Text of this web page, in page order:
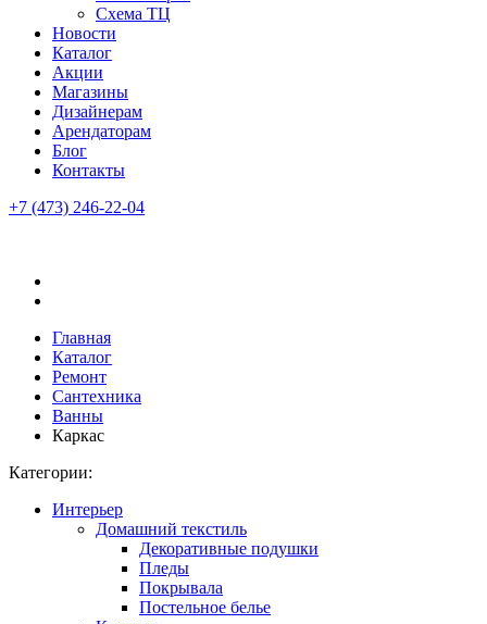
Схема ТЦ
Новости
Каталог
Акции
Магазины
Дизайнерам
Арендаторам
Блог
Контакты
+7 (473) 246-22-04
Главная
Каталог
Ремонт
Сантехника
Ванны
Каркас
Категории:
Интерьер
Домашний текстиль
Декоративные подушки
Пледы
Покрывала
Постельное белье